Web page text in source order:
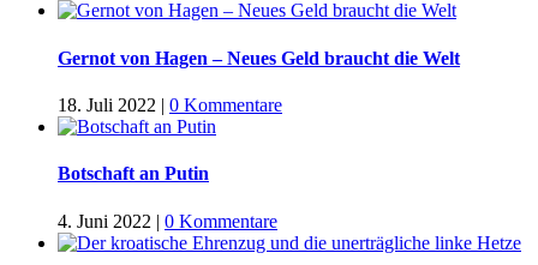
Gernot von Hagen – Neues Geld braucht die Welt
18. Juli 2022 | 0 Kommentare
Botschaft an Putin
4. Juni 2022 | 0 Kommentare